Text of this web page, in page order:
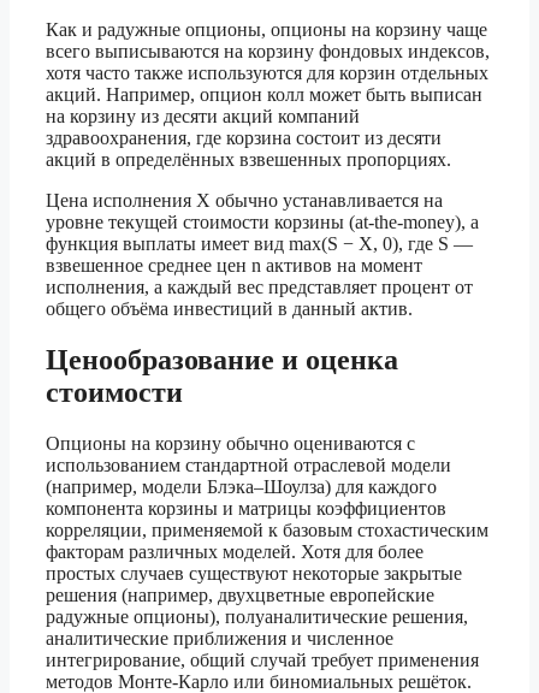
Как и радужные опционы, опционы на корзину чаще
всего выписываются на корзину фондовых индексов,
хотя часто также используются для корзин отдельных
акций. Например, опцион колл может быть выписан
на корзину из десяти акций компаний
здравоохранения, где корзина состоит из десяти
акций в определённых взвешенных пропорциях.
Цена исполнения X обычно устанавливается на
уровне текущей стоимости корзины (at-the-money), а
функция выплаты имеет вид max(S − X, 0), где S —
взвешенное среднее цен n активов на момент
исполнения, а каждый вес представляет процент от
общего объёма инвестиций в данный актив.
Ценообразование и оценка
стоимости
Опционы на корзину обычно оцениваются с
использованием стандартной отраслевой модели
(например, модели Блэка–Шоулза) для каждого
компонента корзины и матрицы коэффициентов
корреляции, применяемой к базовым стохастическим
факторам различных моделей. Хотя для более
простых случаев существуют некоторые закрытые
решения (например, двухцветные европейские
радужные опционы), полуаналитические решения,
аналитические приближения и численное
интегрирование, общий случай требует применения
методов Монте-Карло или биномиальных решёток.